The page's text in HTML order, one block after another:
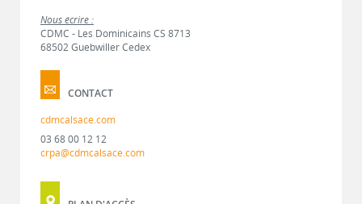
Nous écrire :
CDMC - Les Dominicains CS 8713
68502 Guebwiller Cedex
CONTACT
cdmcalsace.com
03 68 00 12 12
crpa@cdmcalsace.com